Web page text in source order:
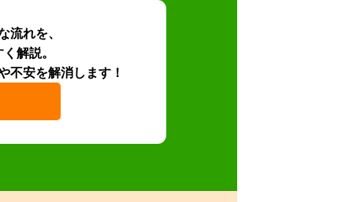
流れを、
解説。
不安を解消します！